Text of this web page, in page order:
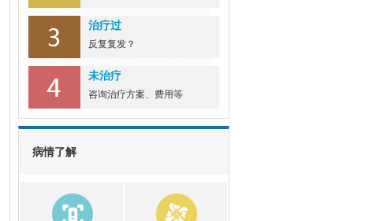
治疗过
反复复发？
未治疗
咨询治疗方案、费用等
病情了解